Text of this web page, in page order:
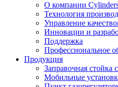
О компании
Технология
Управление
Инновации и
Поддержка
Профессиональное
Продукция
Заправочная
Мобильные